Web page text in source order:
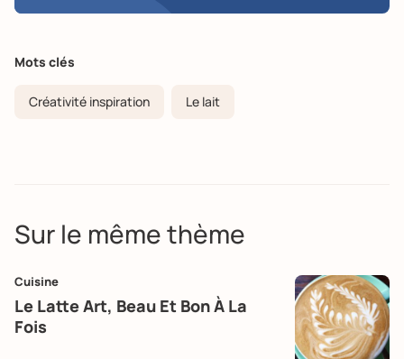
Mots clés
Créativité inspiration Le lait
Sur le même thème
Cuisine
Le Latte Art, Beau Et Bon À La
Fois